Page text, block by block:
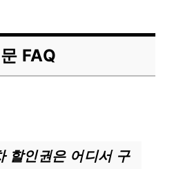
FAQ
할인권은 어디서 구